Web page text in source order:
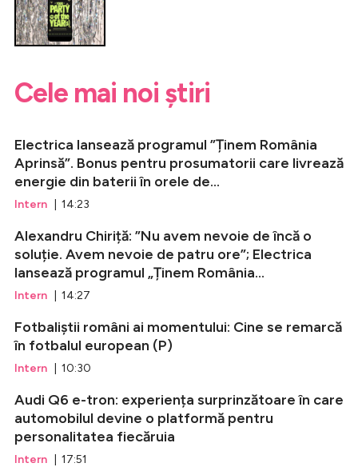
Cele mai noi știri
Electrica lansează programul ”Ținem România
Aprinsă”. Bonus pentru prosumatorii care livrează
energie din baterii în orele de...
Intern | 14:23
Alexandru Chiriță: ”Nu avem nevoie de încă o
soluție. Avem nevoie de patru ore”; Electrica
lansează programul „Ținem România...
Intern | 14:27
Fotbaliștii români ai momentului: Cine se remarcă
în fotbalul european (P)
Intern | 10:30
Audi Q6 e-tron: experiența surprinzătoare în care
automobilul devine o platformă pentru
personalitatea fiecăruia
Intern | 17:51